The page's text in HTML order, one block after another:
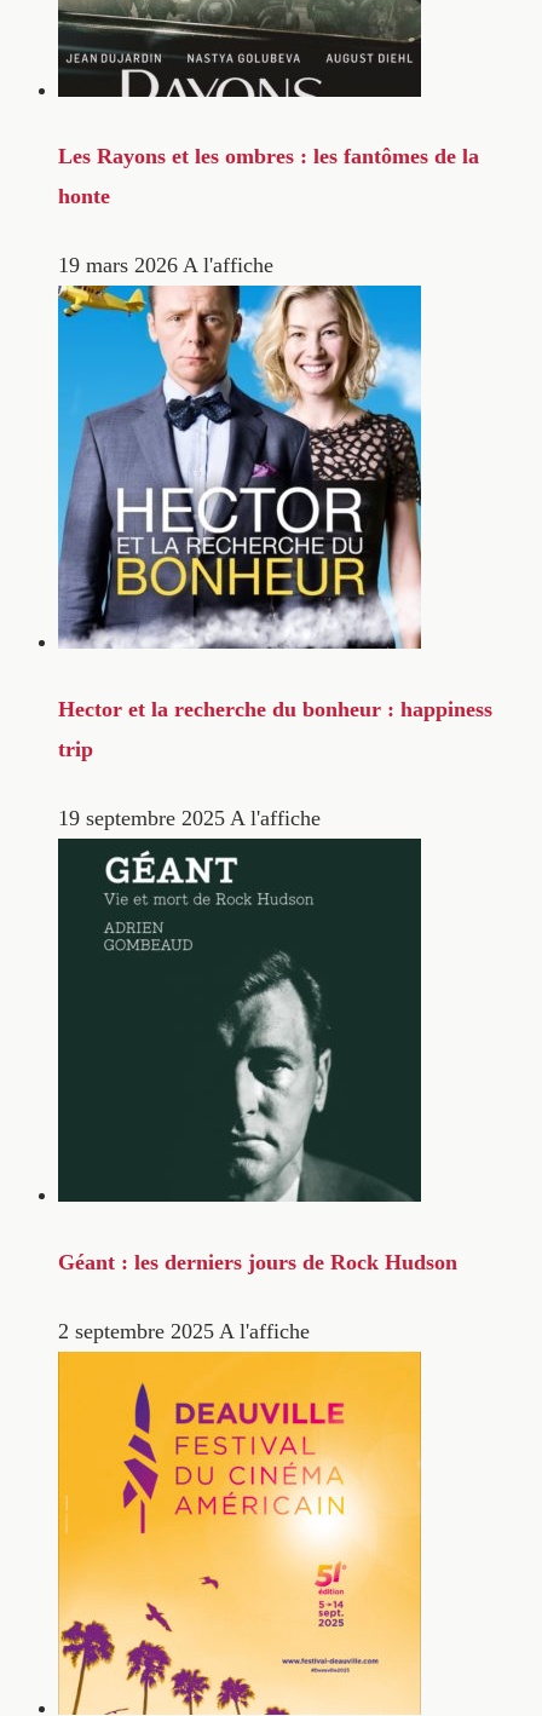
Les Rayons et les ombres : les fantômes de la
honte
19 mars 2026 A l'affiche
Hector et la recherche du bonheur : happiness
trip
19 septembre 2025 A l'affiche
Géant : les derniers jours de Rock Hudson
2 septembre 2025 A l'affiche